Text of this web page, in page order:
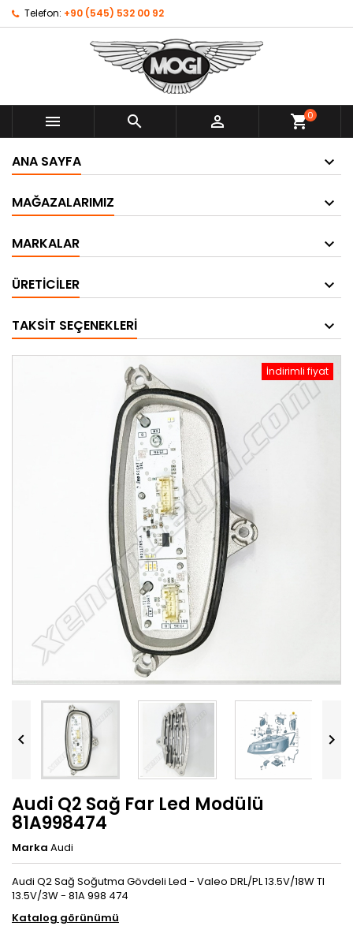
Telefon: +90 (545) 532 00 92
   shopping_cart0
ANA SAYFA
MAĞAZALARIMIZ
MARKALAR
ÜRETICILER
TAKSIT SEÇENEKLERI
İndirimli fiyat
 
Audi Q2 Sağ Far Led Modülü
81A998474
Marka Audi
Audi Q2 Sağ Soğutma Gövdeli Led - Valeo DRL/PL 13.5V/18W TI
13.5V/3W - 81A 998 474
Katalog görünümü